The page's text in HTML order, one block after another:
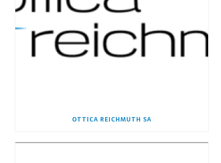
OTTICA REICHMUTH SA